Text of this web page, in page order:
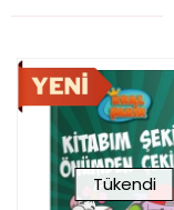
Tükendi